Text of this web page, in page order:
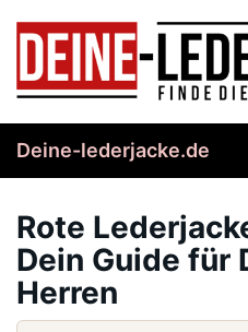
content
Deine-lederjacke.de
Rote
Dein Guide für
Herren